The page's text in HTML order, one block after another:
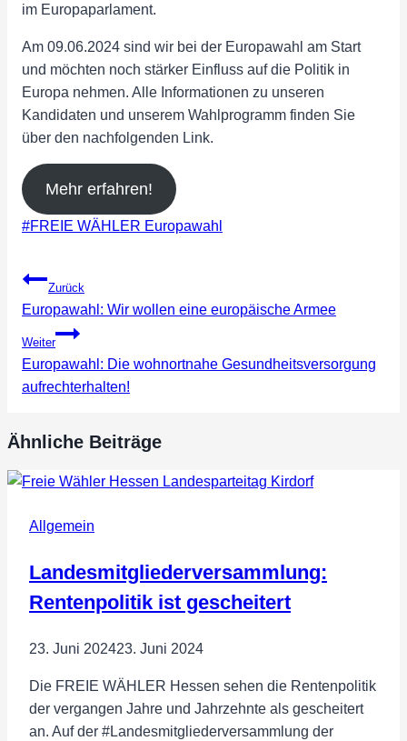
im Europaparlament.
Am 09.06.2024 sind wir bei der Europawahl am Start
und möchten noch stärker Einfluss auf die Politik in
Europa nehmen. Alle Informationen zu unseren
Kandidaten und unserem Wahlprogramm finden Sie
über den nachfolgenden Link.
Mehr erfahren!
Schlagworte:
#FREIE WÄHLER Europawahl
Beitragsnavigation
Zurück
Europawahl: Wir wollen eine europäische Armee
Weiter
Europawahl: Die wohnortnahe Gesundheitsversorgung
aufrechterhalten!
Ähnliche Beiträge
Allgemein
Landesmitgliederversammlung:
Rentenpolitik ist gescheitert
23. Juni 202423. Juni 2024
Die FREIE WÄHLER Hessen sehen die Rentenpolitik
der vergangen Jahre und Jahrzehnte als gescheitert
an. Auf der #Landesmitgliederversammlung der